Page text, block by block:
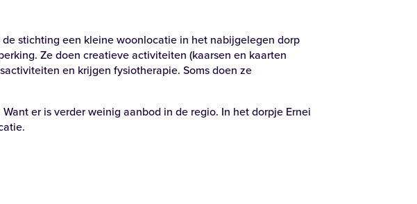
stichting een kleine woonlocatie in het nabijgelegen dorp
Ze doen creatieve activiteiten (kaarsen en kaarten
en krijgen fysiotherapie. Soms doen ze
er is verder weinig aanbod in de regio. In het dorpje Ernei